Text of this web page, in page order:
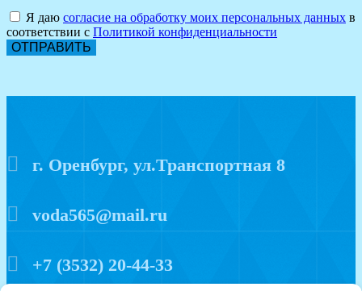
Я даю согласие на обработку моих персональных данных в
соответствии с Политикой конфиденциальности
ОТПРАВИТЬ
г. Оренбург, ул.Транспортная 8
voda565@mail.ru
+7 (3532) 20-44-33